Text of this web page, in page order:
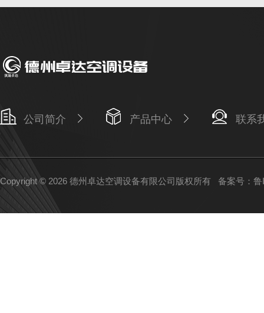
公司简介 产品中心 联系
Copyright © 2026 德州卓达空调设备有限公司版权所有 备案号：